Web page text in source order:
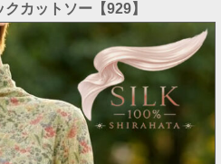
カットソー【929】